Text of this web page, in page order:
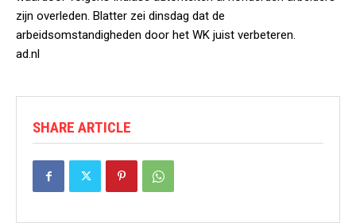
zijn overleden. Blatter zei dinsdag dat de
arbeidsomstandigheden door het WK juist verbeteren.
ad.nl
SHARE ARTICLE